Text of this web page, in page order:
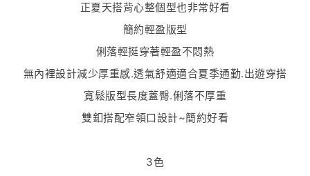
正夏天搭背心整個型也非常好看
簡約輕盈版型
俐落輕挺穿著輕盈不悶熱
無內裡設計減少厚重感.透氣舒適適合夏季通勤.出遊穿搭
寬鬆版型長度蓋臀.俐落不厚重
雙釦搭配窄領口設計~簡約好看
3色